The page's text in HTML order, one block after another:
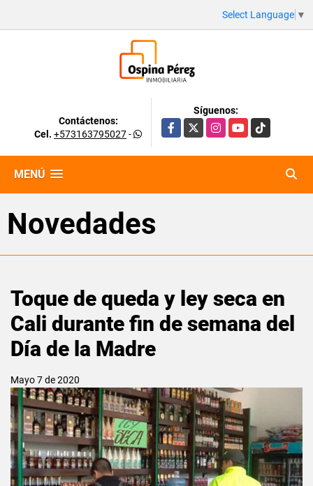
Select Language ▼
Contáctenos:
Cel. +573163795027-
Síguenos:
Facebook
X InstagramYouTubeTikTok
MENÚ
Novedades
Toque de queda y ley seca en
Cali durante fin de semana del
Día de la Madre
Mayo 7 de 2020